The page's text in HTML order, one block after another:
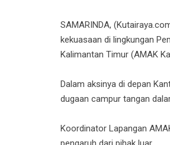
SAMARINDA,
kekuasaan di lingkungan
Kalimantan Timur (AMAK
Dalam aksinya di depan
dugaan campur tangan
Koordinator Lapangan